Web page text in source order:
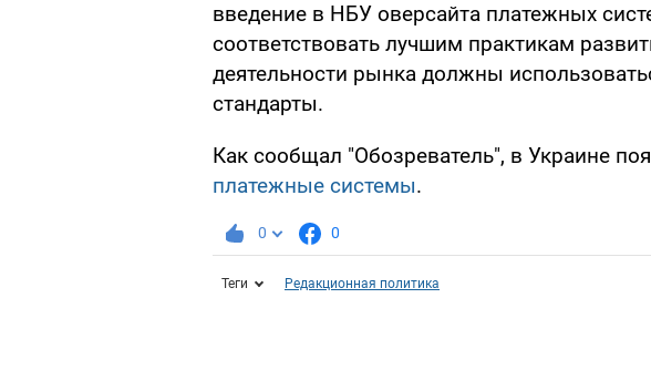
введение в НБУ оверсайта платежных
соответствовать лучшим практикам
деятельности рынка должны
стандарты.
Как сообщал "Обозреватель", в Украине
платежные системы.
0 0
Теги Редакционная политика